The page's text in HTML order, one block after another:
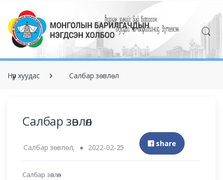
Нүүр хуудас Салбар зөвлөл
Салбар зөвлөл
share
Салбар зөвлөл, 2022-02-25
Салбар зөвлөл